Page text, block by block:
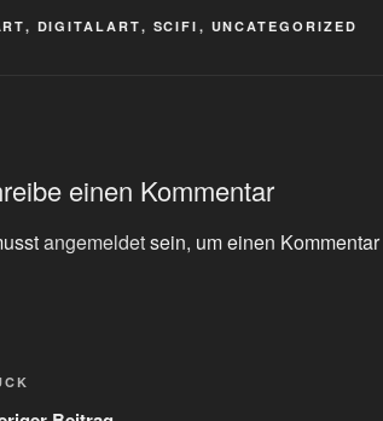
, DIGITALART, SCIFI , UNCATEGORIZED
einen Kommentar
angemeldetsein, um einen